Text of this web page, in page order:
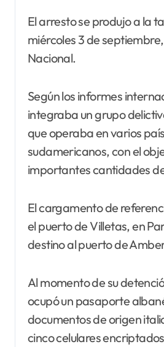
El arresto se produjo a la
miércoles 3 de
Nacional.
Según los informes
integraba un grupo
que operaba en varios
sudamericanos, con el
importantes cantidades
El cargamento de
el puerto de Villetas, en
destino al puerto de
Al momento de su
ocupó un pasaporte
documentos de origen
cinco celulares